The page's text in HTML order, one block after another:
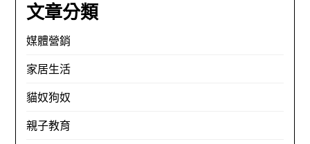
文章分類
媒體營銷
家居生活
貓奴狗奴
親子教育